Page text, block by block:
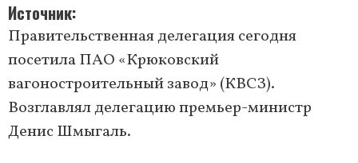
Источник
Правительственная делегация сегодня
посетила ПАО «Крюковский
вагоностроительный завод» (КВСЗ).
Возглавлял делегацию премьер-министр
Денис Шмыгаль.